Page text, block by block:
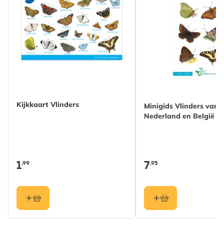
Kijkkaart Vlinders
1,99
Minigids Vlinders van
Nederland en België
7,95